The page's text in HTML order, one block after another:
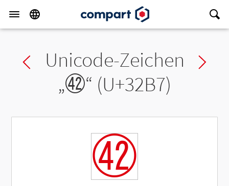
Previous char
Unicode-Zeichen
„㊷“ (U+32B7)
㊷